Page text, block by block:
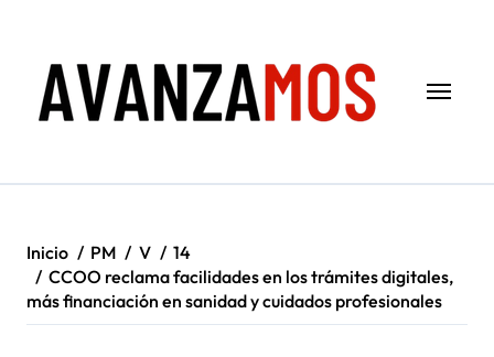
contenido
Inicio PM V
14
CCOO reclama facilidades en los trámites digitales,
más financiación en sanidad y cuidados profesionales